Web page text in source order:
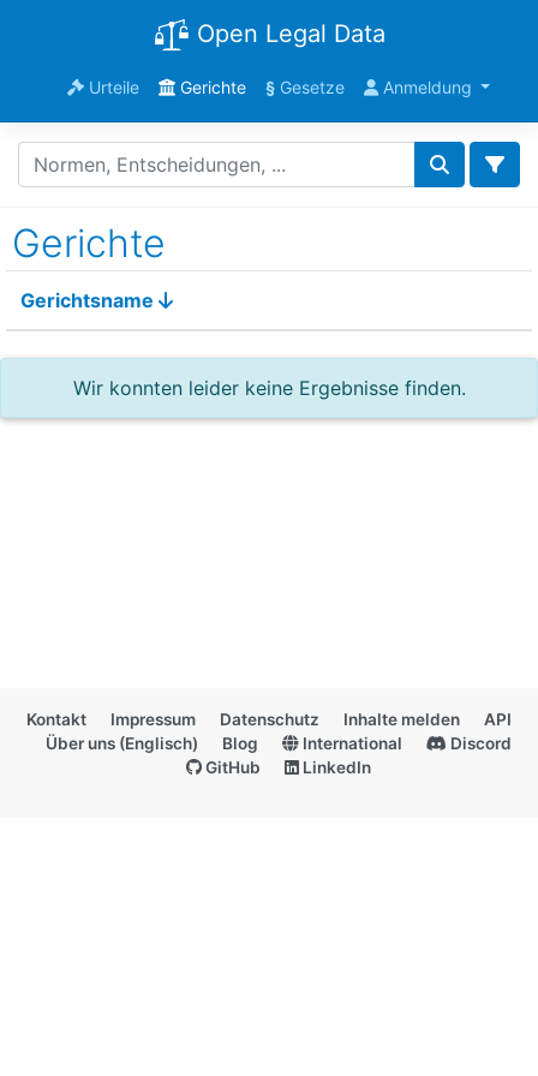
Open Legal Data
Urteile Gerichte §Gesetze Anmeldung
Gerichte
Gerichtsname
Wir konnten leider keine Ergebnisse finden.
Kontakt Impressum Datenschutz Inhalte melden
API
Über uns (Englisch)
Blog International
Discord
GitHub
LinkedIn